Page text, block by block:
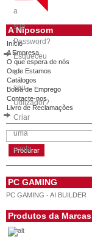
a
sua
Password?
Esqueceu
o
seu
Utilizador?
Criar
uma
conta
A Niposom
Início
A Empresa
O que espera de nós
Onde Estamos
Catálogos
Bolsa de Emprego
Contacte-nos
Livro de Reclamações
PC GAMING
PC GAMING - AI BUILDER
Produtos da Marcas